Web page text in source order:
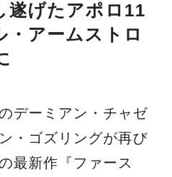
遂げたアポロ11
・アームストロ
デーミアン・チャゼ
・ゴズリングが再び
最新作『ファース